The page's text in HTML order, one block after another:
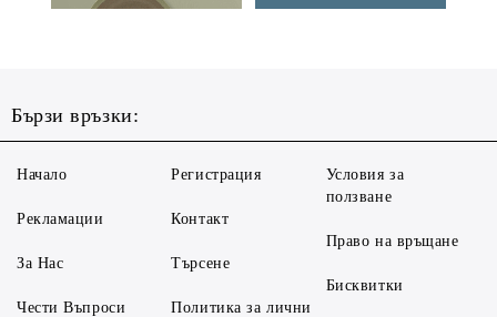
Бързи връзки:
Начало
Рекламации
За Нас
Чести Въпроси
Регистрация
Контакт
Търсене
Политика за лични
Условия за
ползване
Право на връщане
Бисквитки